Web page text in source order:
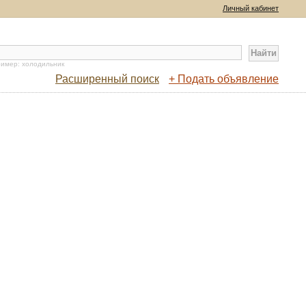
Личный кабинет
холодильник
Расширенный поиск + Подать объявление